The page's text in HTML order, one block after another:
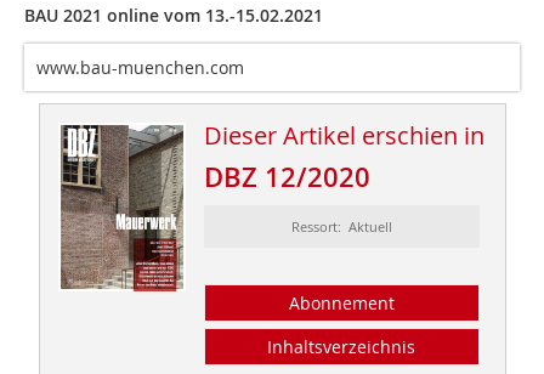
BAU 2021 online vom 13.-15.02.2021
www.bau-muenchen.com
Dieser Artikel erschien in
DBZ 12/2020
Ressort: Aktuell
Abonnement
Inhaltsverzeichnis